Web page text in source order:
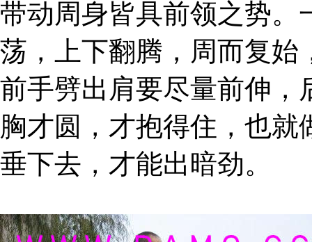
带动周身皆具前领之势。
荡，上下翻腾，周而复始
前手劈出肩要尽量前伸，
胸才圆，才抱得住，也
垂下去，才能出暗劲。